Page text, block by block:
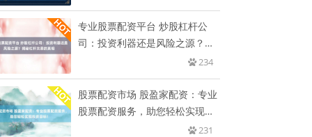
专业股票配资平台 炒股杠杆公
司：投资利器还是风险之源？揭
234
股票配资市场 股盈家配资：专业
股票配资服务，助您轻松实现投
231